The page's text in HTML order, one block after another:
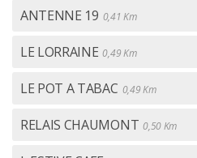
ANTENNE 19 0,41 Km
LE LORRAINE 0,49 Km
LE POT A TABAC 0,49 Km
RELAIS CHAUMONT 0,50 Km